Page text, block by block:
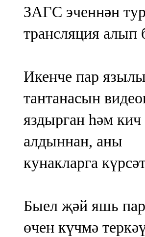
ЗАГС эченнән
трансляция алып
Икенче пар
тантанасын
яздырган һәм кич
алдыннан, аны
кунакларга
Быел җәй яшь
өчен күчмә